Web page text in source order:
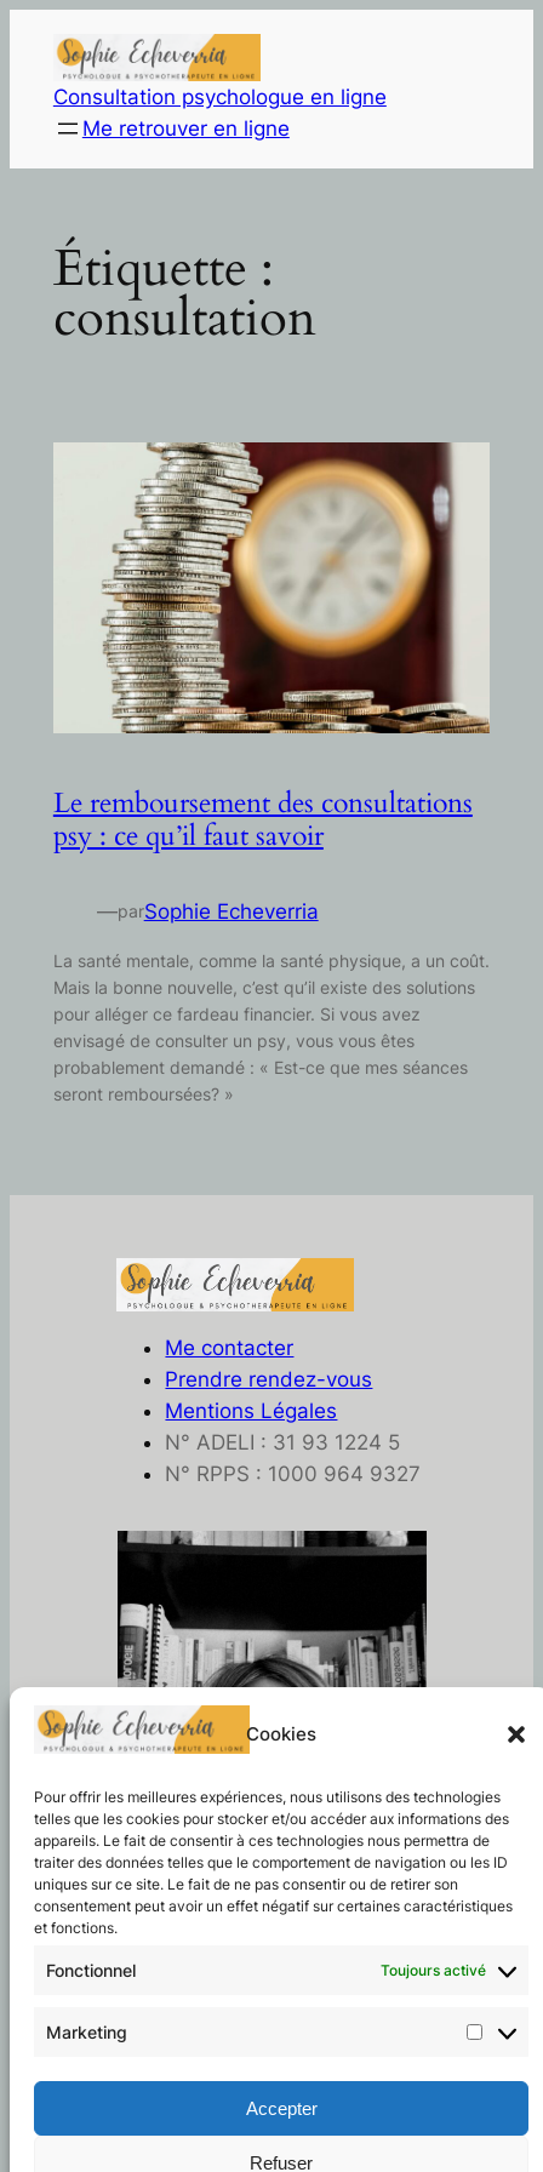
Cookies
Pour offrir les meilleures expériences, nous utilisons des technologies
telles que les cookies pour stocker et/ou accéder aux informations des
appareils. Le fait de consentir à ces technologies nous permettra de
traiter des données telles que le comportement de navigation ou les ID
uniques sur ce site. Le fait de ne pas consentir ou de retirer son
consentement peut avoir un effet négatif sur certaines caractéristiques
et fonctions.
Fonctionnel Toujours activé
Marketing
Accepter
Refuser
contenuConsultation psychologue en ligne
Me retrouver en ligne
Étiquette :
consultation
Le remboursement des consultations
psy : ce qu’il faut savoir
—parSophie Echeverria
La santé mentale, comme la santé physique, a un coût.
Mais la bonne nouvelle, c’est qu’il existe des solutions
pour alléger ce fardeau financier. Si vous avez
envisagé de consulter un psy, vous vous êtes
probablement demandé : « Est-ce que mes séances
seront remboursées? »
Me contacter
Prendre rendez-vous
Mentions Légales
N° ADELI : 31 93 1224 5
N° RPPS : 1000 964 9327
ligne
Consultation en ligne – Stress,
anxiété, dépression, burn-out,
confiance en soi, souffrance.